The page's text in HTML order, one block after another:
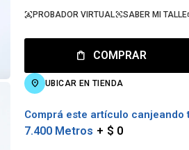
PROBADOR VIRTUAL SABER MI TALLE
COMPRAR
UBICAR EN TIENDA
Comprá este artículo canjeando
7.400 Metros $ 0